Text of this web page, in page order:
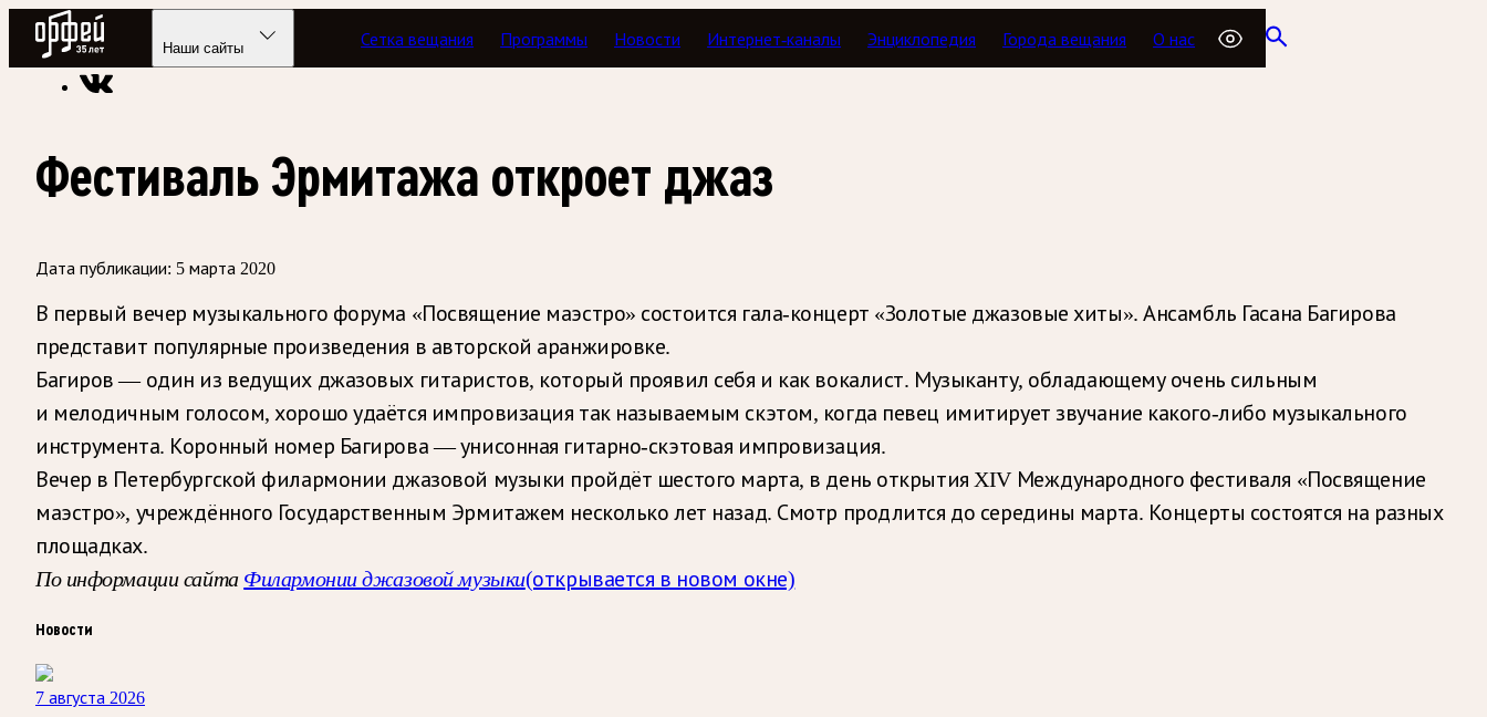
Радио Орфей
Наши сайты Сетка вещания Программы Новости Интернет-каналы Энциклопедия Города вещания О нас
Радио классической музыки «Орфей» Новости
Фестиваль Эрмитажа откроет джаз
Дата публикации: 5 марта 2020
В первый вечер музыкального форума «Посвящение маэстро» состоится гала-концерт «Золотые джазовые хиты». Ансамбль Гасана Багирова
представит популярные произведения в авторской аранжировке.
Багиров — один из ведущих джазовых гитаристов, который проявил себя и как вокалист. Музыканту, обладающему очень сильным
и мелодичным голосом, хорошо удаётся импровизация так называемым скэтом, когда певец имитирует звучание какого-либо музыкального
инструмента. Коронный номер Багирова — унисонная гитарно-скэтовая импровизация.
Вечер в Петербургской филармонии джазовой музыки пройдёт шестого марта, в день открытия XIV Международного фестиваля «Посвящение
маэстро», учреждённого Государственным Эрмитажем несколько лет назад. Смотр продлится до середины марта. Концерты состоятся на разных
площадках.
По информации сайтаФилармонии джазовой музыки(открывается в новом окне)
Новости
7 августа 2026